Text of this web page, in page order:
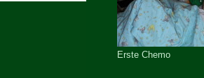
Erste Chemo